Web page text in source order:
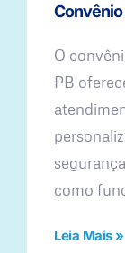
Convênio
O
PB
como
Leia Mais »